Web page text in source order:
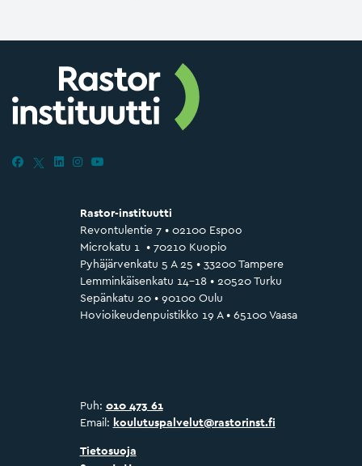
Rastor-instituutti
Revontulentie 7 • 02100 Espoo
Microkatu 1 • 70210 Kuopio
Pyhäjärvenkatu 5 A 25 • 33200 Tampere
Lemminkäisenkatu 14–18 • 20520 Turku
Sepänkatu 20 • 90100 Oulu
Hovioikeudenpuistikko 19 A • 65100 Vaasa
Puh: 010 473 61
Email: koulutuspalvelut@rastorinst.fi
Tietosuoja